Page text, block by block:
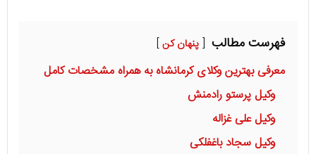
فهرست مطالب پنهان کن
معرفی بهترین وکلای کرمانشاه به همراه مشخصات کامل
وکیل پرستو رادمنش
وکیل علی غزاله
وکیل سجاد باغفلکی